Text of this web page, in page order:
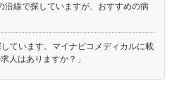
沿線で探していますが、おすすめの病
ています。マイナビコメディカルに載
人はありますか？」